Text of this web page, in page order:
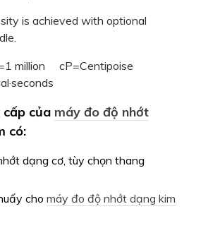
is achieved with optional
million cP=Centipoise
cấp của máy đo độ nhớt
có:
dạng cơ, tùy chọn thang
cho máy đo độ nhớt dạng kim